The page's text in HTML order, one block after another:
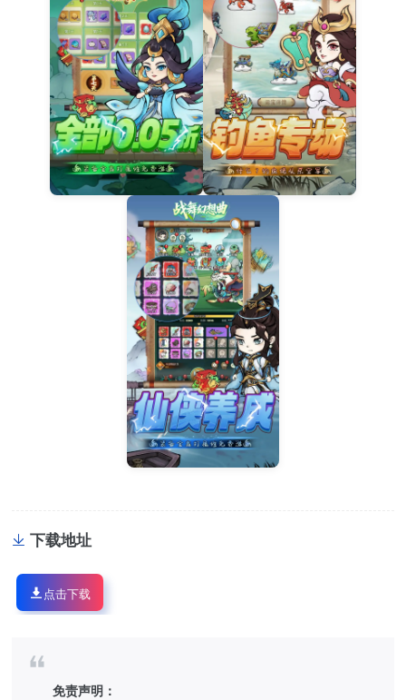
下载地址
点击下载
免责声明：